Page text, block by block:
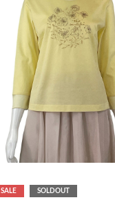
SALE SOLDOUT